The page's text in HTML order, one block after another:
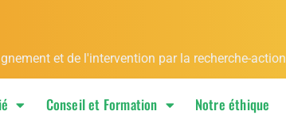
et de l'intervention par la recherche-action
Conseil et Formation Notre éthique